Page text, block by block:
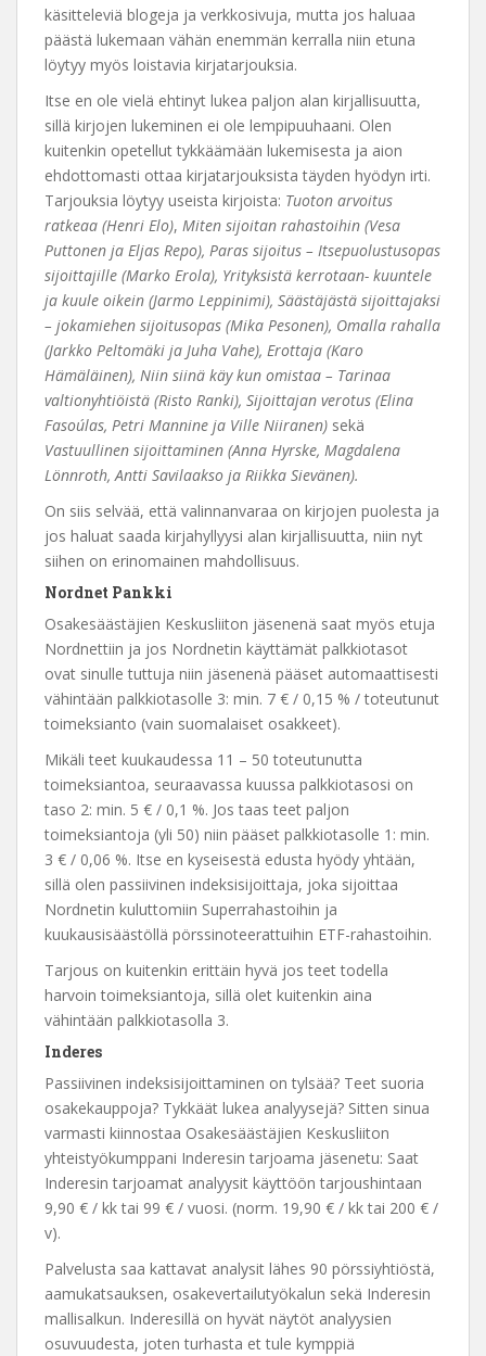
käsitteleviä blogeja ja verkkosivuja, mutta jos haluaa
päästä lukemaan vähän enemmän kerralla niin etuna
löytyy myös loistavia kirjatarjouksia.
Itse en ole vielä ehtinyt lukea paljon alan kirjallisuutta,
sillä kirjojen lukeminen ei ole lempipuuhaani. Olen
kuitenkin opetellut tykkäämään lukemisesta ja aion
ehdottomasti ottaa kirjatarjouksista täyden hyödyn irti.
Tarjouksia löytyy useista kirjoista: Tuoton arvoitus
ratkeaa (Henri Elo), Miten sijoitan rahastoihin (Vesa
Puttonen ja Eljas Repo), Paras sijoitus – Itsepuolustusopas
sijoittajille (Marko Erola), Yrityksistä kerrotaan- kuuntele
ja kuule oikein (Jarmo Leppinimi), Säästäjästä sijoittajaksi
– jokamiehen sijoitusopas (Mika Pesonen), Omalla rahalla
(Jarkko Peltomäki ja Juha Vahe), Erottaja (Karo
Hämäläinen), Niin siinä käy kun omistaa – Tarinaa
valtionyhtiöistä (Risto Ranki), Sijoittajan verotus (Elina
Fasoúlas, Petri Mannine ja Ville Niiranen) sekä
Vastuullinen sijoittaminen (Anna Hyrske, Magdalena
Lönnroth, Antti Savilaakso ja Riikka Sievänen).
On siis selvää, että valinnanvaraa on kirjojen puolesta ja
jos haluat saada kirjahyllyysi alan kirjallisuutta, niin nyt
siihen on erinomainen mahdollisuus.
Nordnet Pankki
Osakesäästäjien Keskusliiton jäsenenä saat myös etuja
Nordnettiin ja jos Nordnetin käyttämät palkkiotasot
ovat sinulle tuttuja niin jäsenenä pääset automaattisesti
vähintään palkkiotasolle 3: min. 7 € / 0,15 % / toteutunut
toimeksianto (vain suomalaiset osakkeet).
Mikäli teet kuukaudessa 11 – 50 toteutunutta
toimeksiantoa, seuraavassa kuussa palkkiotasosi on
taso 2: min. 5 € / 0,1 %. Jos taas teet paljon
toimeksiantoja (yli 50) niin pääset palkkiotasolle 1: min.
3 € / 0,06 %. Itse en kyseisestä edusta hyödy yhtään,
sillä olen passiivinen indeksisijoittaja, joka sijoittaa
Nordnetin kuluttomiin Superrahastoihin ja
kuukausisäästöllä pörssinoteerattuihin ETF-rahastoihin.
Tarjous on kuitenkin erittäin hyvä jos teet todella
harvoin toimeksiantoja, sillä olet kuitenkin aina
vähintään palkkiotasolla 3.
Inderes
Passiivinen indeksisijoittaminen on tylsää? Teet suoria
osakekauppoja? Tykkäät lukea analyysejä? Sitten sinua
varmasti kiinnostaa Osakesäästäjien Keskusliiton
yhteistyökumppani Inderesin tarjoama jäsenetu: Saat
Inderesin tarjoamat analyysit käyttöön tarjoushintaan
9,90 € / kk tai 99 € / vuosi. (norm. 19,90 € / kk tai 200 € /
v).
Palvelusta saa kattavat analysit lähes 90 pörssiyhtiöstä,
aamukatsauksen, osakevertailutyökalun sekä Inderesin
mallisalkun. Inderesillä on hyvät näytöt analyysien
osuvuudesta, joten turhasta et tule kymppiä